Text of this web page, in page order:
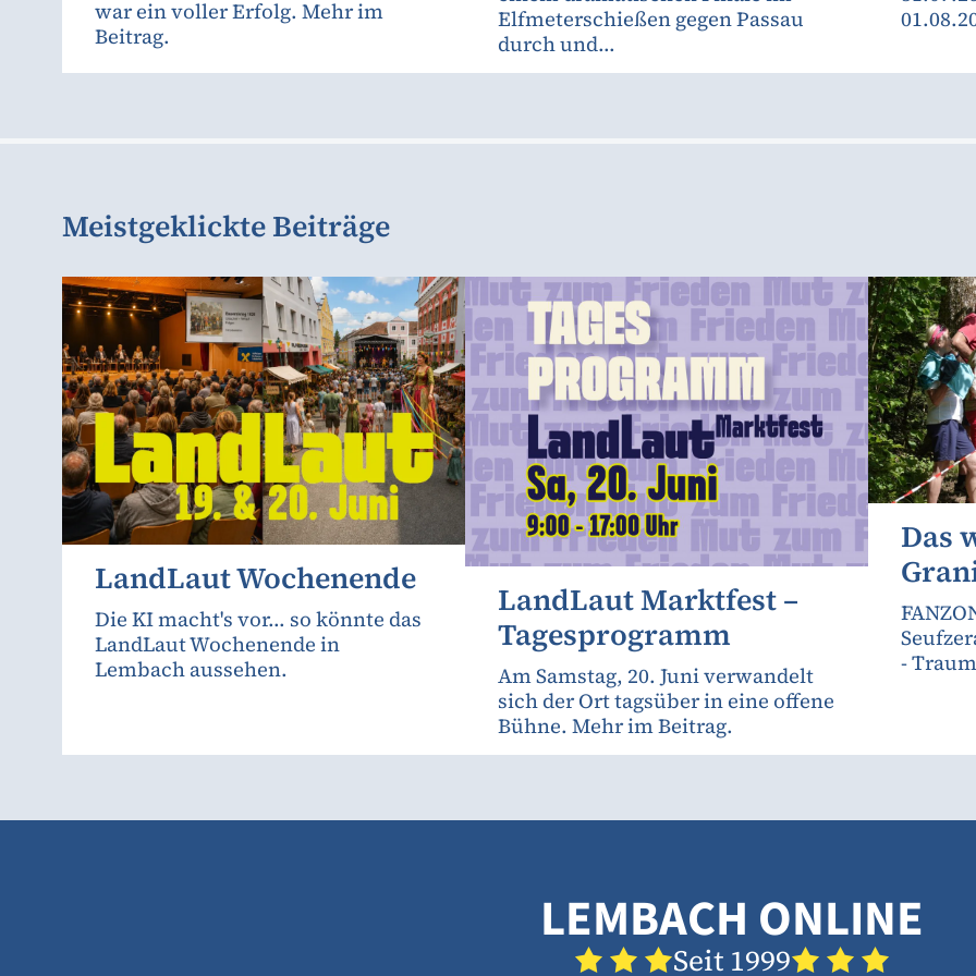
war ein voller Erfolg. Mehr im
Beitrag.
Elfmeterschießen gegen Passau
durch und...
Meistgeklickte Beiträge
LandLaut Wochenende
Die KI macht's vor... so könnte das
LandLaut Wochenende in
Lembach aussehen.
LandLaut Marktfest –
Tagesprogramm
Am Samstag, 20. Juni verwandelt
sich der Ort tagsüber in eine offene
Bühne. Mehr im Beitrag.
Das
-
LEMBACH ONLINE
Seit 1999